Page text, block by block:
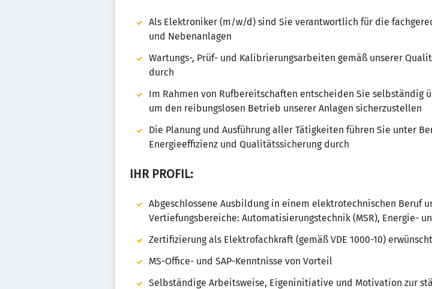
Als Elektroniker (m/w/d) sind Sie verantwortlich für die
und Nebenanlagen
Wartungs-, Prüf- und Kalibrierungsarbeiten gemäß unserer
durch
Im Rahmen von Rufbereitschaften entscheiden Sie selbständig
um den reibungslosen Betrieb unserer Anlagen sicherzustellen
Die Planung und Ausführung aller Tätigkeiten führen Sie unter
Energieeffizienz und Qualitätssicherung durch
IHR PROFIL:
Abgeschlossene Ausbildung in einem elektrotechnischen Beruf
Vertiefungsbereiche: Automatisierungstechnik (MSR), Energie-
Zertifizierung als Elektrofachkraft (gemäß VDE 1000-10) erwünscht
MS-Office- und SAP-Kenntnisse von Vorteil
Selbständige Arbeitsweise, Eigeninitiative und Motivation zur